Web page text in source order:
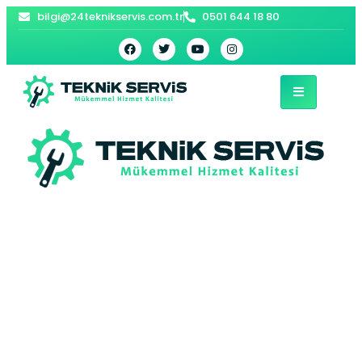
bilgi@24teknikservis.com.tr 0501 644 18 80